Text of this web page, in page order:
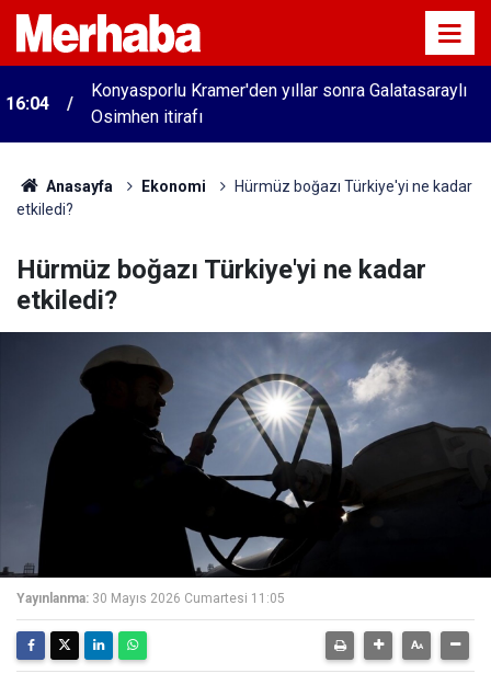
16:04
Konyasporlu Kramer'den yıllar sonra Galatasaraylı
Osimhen itirafı
Anasayfa Ekonomi
Hürmüz boğazı Türkiye'yi ne kadar
etkiledi?
Hürmüz boğazı Türkiye'yi ne kadar
etkiledi?
Yayınlanma: 30 Mayıs 2026 Cumartesi 11:05